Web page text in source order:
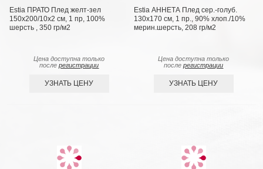
Estia ПРАТО Плед желт-зел
150х200/10х2 см, 1 пр, 100%
шерсть , 350 гр/м2
Цена доступна только
послерегистрации
УЗНАТЬ ЦЕНУ
Estia АННЕТА Плед сер.-голуб.
130х170 см, 1 пр., 90% хлоп./10%
мерин.шерсть, 208 гр/м2
Цена доступна только
послерегистрации
УЗНАТЬ ЦЕНУ